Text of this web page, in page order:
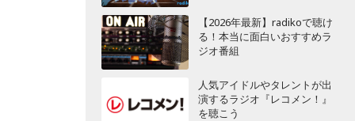
【2026年最新】radikoで聴け
る！本当に面白いおすすめラ
ジオ番組
人気アイドルやタレントが出
演するラジオ『レコメン！』
を聴こう